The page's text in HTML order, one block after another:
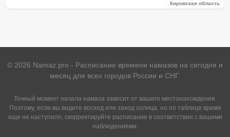
Кировская область
© 2026 Namaz.pro - Расписание времени намазов на сегодня и
месяц для всех городов России и СНГ.
Точный момент начала намаза зависит от вашего местонахождения.
Поэтому, если вы видите восход или заход солнца, но по таблице время
еще не наступило, скорректируйте расписание в соответствии с вашими
наблюдениями.